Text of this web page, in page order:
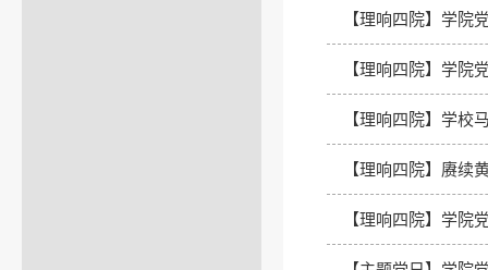
【理响四院】学院
【理响四院】学院
【理响四院】学校
【理响四院】赓
【理响四院】学院